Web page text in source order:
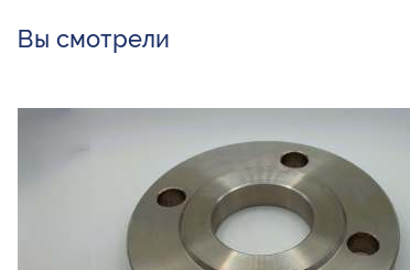
Вы смотрели